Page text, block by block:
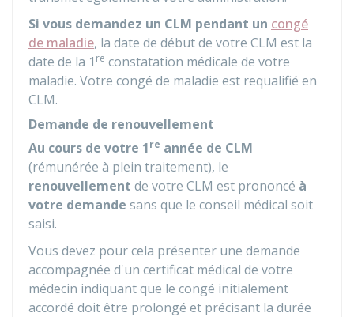
Si vous demandez un CLM pendant un congé
de maladie, la date de début de votre CLM est la
date de la 1 re constatation médicale de votre
maladie. Votre congé de maladie est requalifié en
CLM.
Demande de renouvellement
Au cours de votre 1re année de CLM
(rémunérée à plein traitement), le
renouvellement de votre CLM est prononcé à
votre demande sans que le conseil médical soit
saisi.
Vous devez pour cela présenter une demande
accompagnée d'un certificat médical de votre
médecin indiquant que le congé initialement
accordé doit être prolongé et précisant la durée